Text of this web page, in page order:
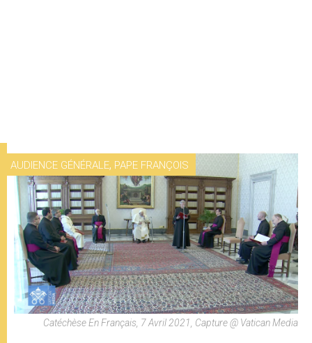
AUDIENCE GÉNÉRALE, PAPE FRANÇOIS
Catéchèse En Français, 7 Avril 2021, Capture @ Vatican Media